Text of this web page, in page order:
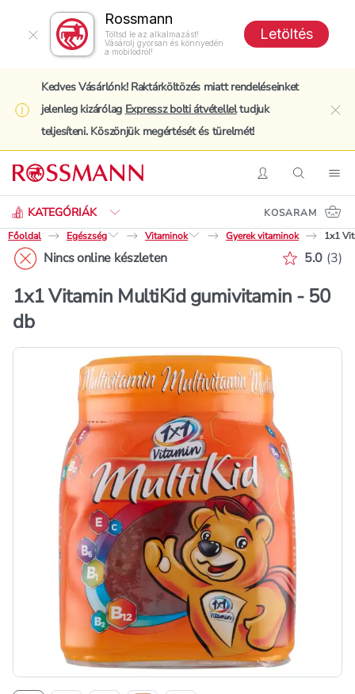
Rossmann
Töltsd le az alkalmazást!
Vásárolj gyorsan és könnyedén
a mobilodról!
Letöltés
Kedves Vásárlónk! Raktárköltözés miatt rendeléseinket
jelenleg kizárólag Expressz bolti átvételleltudjuk
teljesíteni. Köszönjük megértését és türelmét!
BelépésKeresés
KATEGÓRIÁK
Keresés
KOSARAM
Főoldal
Egészség Vitaminok Gyerek vitaminok 1x1
Nincs online készleten 5.0 (3)
1x1 Vitamin MultiKid gumivitamin - 50
db